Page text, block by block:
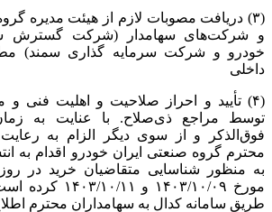
(۳) دریافت مصوبات لازم از هیئت مدیره
و شرکت‌های سهامدار (شرکت گسترش
خودرو و شرکت سرمایه گذاری سمند)
داخلی
(۴) تأیید و احراز صلاحیت و اهلیت فنی و
توسط مراجع ذی‌صلاح. با عنایت به
فوق‌الذکر و از سوی دیگر الزام به
محترم گروه صنعتی ایران خودرو اقدام به
به منظور شناسایی متقاضیان خرید در
مورخ ۱۴۰۳/۱۰/۰۹
طریق سامانه کدال به سهامداران محترم